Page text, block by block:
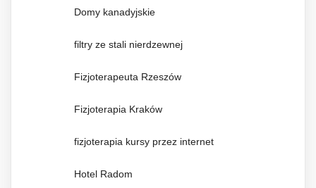
Domy kanadyjskie
filtry ze stali nierdzewnej
Fizjoterapeuta Rzeszów
Fizjoterapia Kraków
fizjoterapia kursy przez internet
Hotel Radom